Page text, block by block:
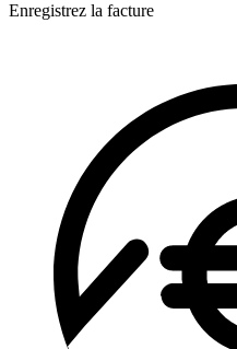
Enregistrez la facture